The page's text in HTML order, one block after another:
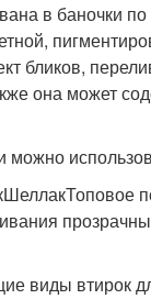
в баночки по
бликов,
она может
виды втирок